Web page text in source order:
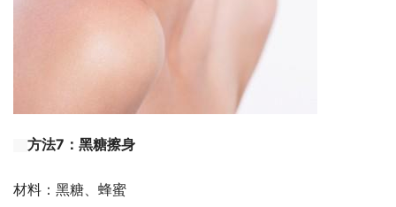
方法7：黑糖擦身
材料：黑糖、蜂蜜